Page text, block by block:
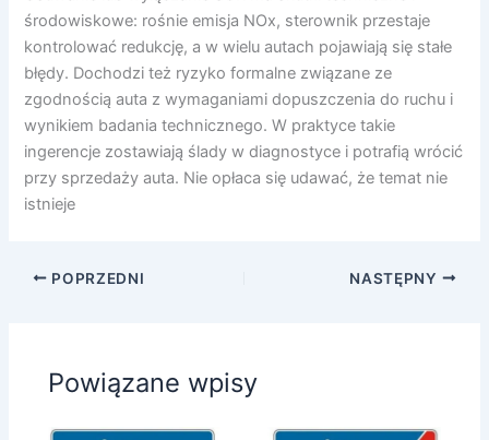
środowiskowe: rośnie emisja NOx, sterownik przestaje
kontrolować redukcję, a w wielu autach pojawiają się stałe
błędy. Dochodzi też ryzyko formalne związane ze
zgodnością auta z wymaganiami dopuszczenia do ruchu i
wynikiem badania technicznego. W praktyce takie
ingerencje zostawiają ślady w diagnostyce i potrafią wrócić
przy sprzedaży auta. Nie opłaca się udawać, że temat nie
istnieje
POPRZEDNI NASTĘPNY
Powiązane wpisy